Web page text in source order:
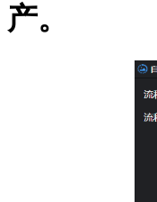
产。